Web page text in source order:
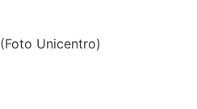
(Foto Unicentro)